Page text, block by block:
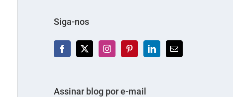
Siga-nos
Assinar blog por e-mail